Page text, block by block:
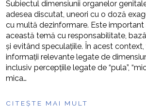
Subiectul dimensiunii organelor
adesea discutat, uneori cu o doză
cu multă dezinformare. Este important
această temă cu responsabilitate,
și evitând speculațiile. În acest
informații relevante legate de
inclusiv percepțiile legate de “pula”,
mica…
CITEȘTE MAI MULT